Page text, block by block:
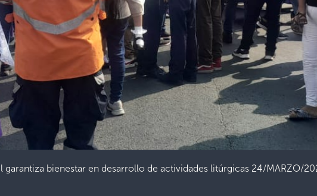
garantiza bienestar en desarrollo de actividades litúrgicas 24/MARZO/